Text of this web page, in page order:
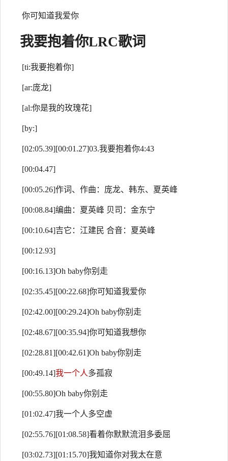
你可知道我爱你
我要抱着你LRC歌词
[ti:我要抱着你]
[ar:庞龙]
[al:你是我的玫瑰花]
[by:]
[02:05.39][00:01.27]03.我要抱着你4:43
[00:04.47]
[00:05.26]作词、作曲：庞龙、韩东、夏英峰
[00:08.84]编曲：夏英峰 贝司：金东宁
[00:10.64]吉它：江建民 合音：夏英峰
[00:12.93]
[00:16.13]Oh baby你别走
[02:35.45][00:22.68]你可知道我爱你
[02:42.00][00:29.24]Oh baby你别走
[02:48.67][00:35.94]你可知道我想你
[02:28.81][00:42.61]Oh baby你别走
[00:49.14]我一个人多孤寂
[00:55.80]Oh baby你别走
[01:02.47]我一个人多空虚
[02:55.76][01:08.58]看着你默默流泪多委屈
[03:02.73][01:15.70]我知道你对我太在意